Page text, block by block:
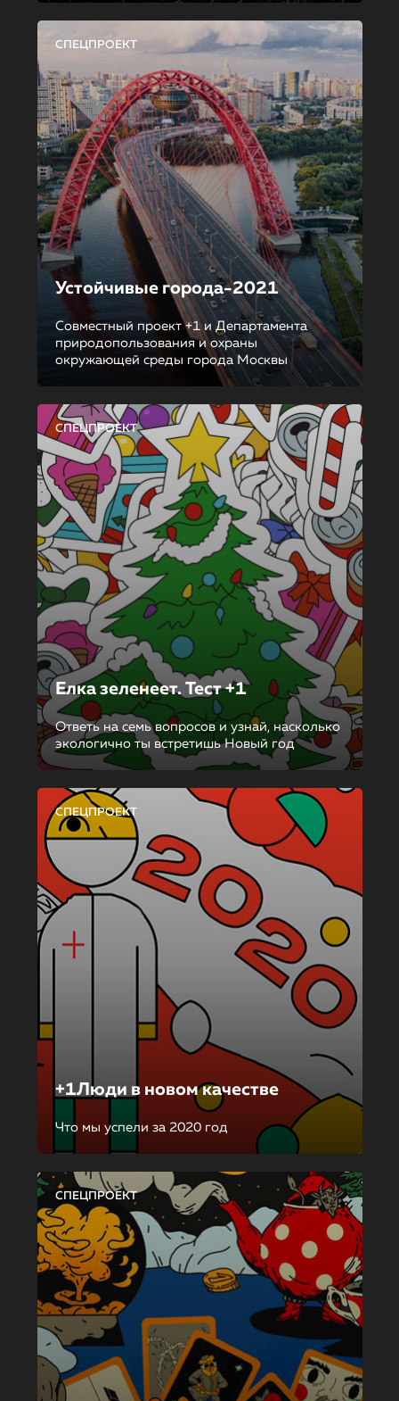
СПЕЦПРОЕКТ
Устойчивые города-2021
Совместный проект +1 и Департамента
природопользования и охраны
окружающей среды города Москвы
СПЕЦПРОЕКТ
Елка зеленеет. Тест +1
Ответь на семь вопросов и узнай, насколько
экологично ты встретишь Новый год
СПЕЦПРОЕКТ
+1Люди в новом качестве
Что мы успели за 2020 год
СПЕЦПРОЕКТ